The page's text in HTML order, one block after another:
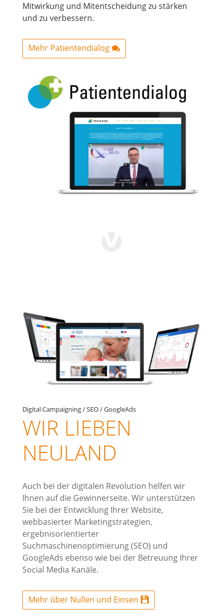
Mitwirkung und Mitentscheidung zu stärken
und zu verbessern.
Mehr Patientendialog
Digital Campaigning / SEO / GoogleAds
WIR LIEBEN
NEULAND
Auch bei der digitalen Revolution helfen wir
Ihnen auf die Gewinnerseite. Wir unterstützen
Sie bei der Entwicklung Ihrer Website,
webbasierter Marketingstrategien,
ergebnisorientierter
Suchmaschinenoptimierung (SEO) und
GoogleAds ebenso wie bei der Betreuung Ihrer
Social Media Kanäle.
Mehr über Nullen und Einsen